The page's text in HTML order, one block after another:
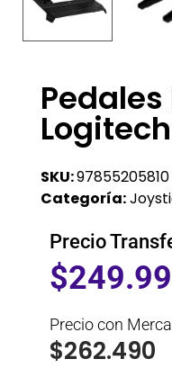
Logitech
SKU:97855205810
Categoría:
Precio
$
Precio con
$262.490